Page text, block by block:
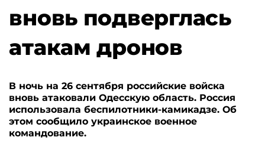
вновь подверглась
атакам дронов
В ночь на 26 сентября российские войска
вновь атаковали Одесскую область. Россия
использовала беспилотники-камикадзе. Об
этом сообщило украинское военное
командование.